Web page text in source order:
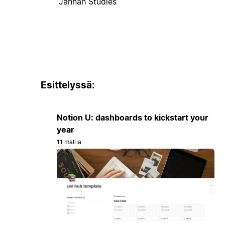
Esittelyssä:
Notion U: dashboards to kickstart your
year
11 mallia